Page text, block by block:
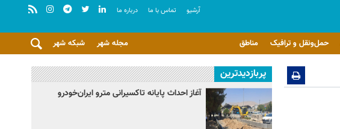
آرشيو تماس با ما درباره ما
حمل‌ونقل و ترافیک مناطق شبکه شهر مجله شهر
پربازدیدترین
آغاز احداث پایانه تاکسیرانی مترو ایران‌خودرو